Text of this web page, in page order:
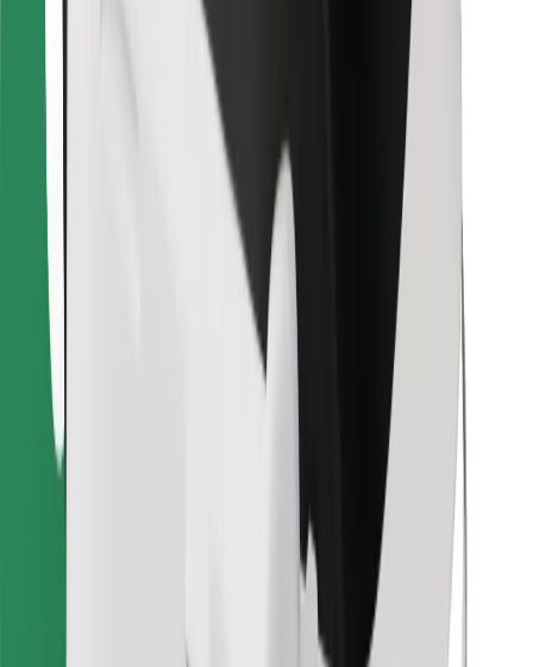
Όροι & Προϋποθέσεις
Πάρε ταξί μέσα σε λίγα λεπτά!
Κατέβασε την εφαρμογή Bolt
Βρείτε το αγαπημένο σας φαγητό!
Κατεβάστε την εφαρμογή Bolt Food